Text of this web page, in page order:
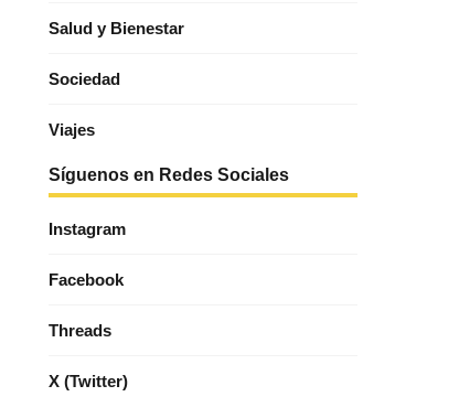
Salud y Bienestar
Sociedad
Viajes
Síguenos en Redes Sociales
Instagram
Facebook
Threads
X (Twitter)